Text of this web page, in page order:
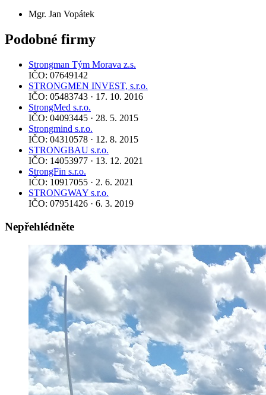
Mgr. Jan Vopátek
Podobné firmy
Strongman Tým Morava z.s.
IČO: 07649142
STRONGMEN INVEST, s.r.o.
IČO: 05483743 · 17. 10. 2016
StrongMed s.r.o.
IČO: 04093445 · 28. 5. 2015
Strongmind s.r.o.
IČO: 04310578 · 12. 8. 2015
STRONGBAU s.r.o.
IČO: 14053977 · 13. 12. 2021
StrongFin s.r.o.
IČO: 10917055 · 2. 6. 2021
STRONGWAY s.r.o.
IČO: 07951426 · 6. 3. 2019
Nepřehlédněte